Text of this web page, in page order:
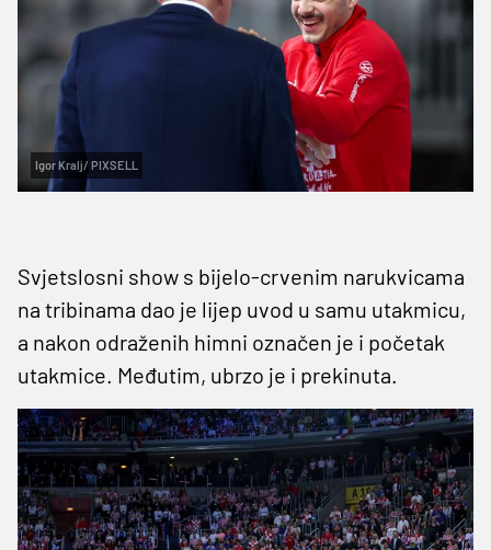
Igor Kralj/ PIXSELL
Svjetslosni show s bijelo-crvenim narukvicama
na tribinama dao je lijep uvod u samu utakmicu,
a nakon odraženih himni označen je i početak
utakmice. Međutim, ubrzo je i prekinuta.